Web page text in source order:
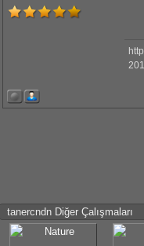
tanercndn Diğer Çalışmaları